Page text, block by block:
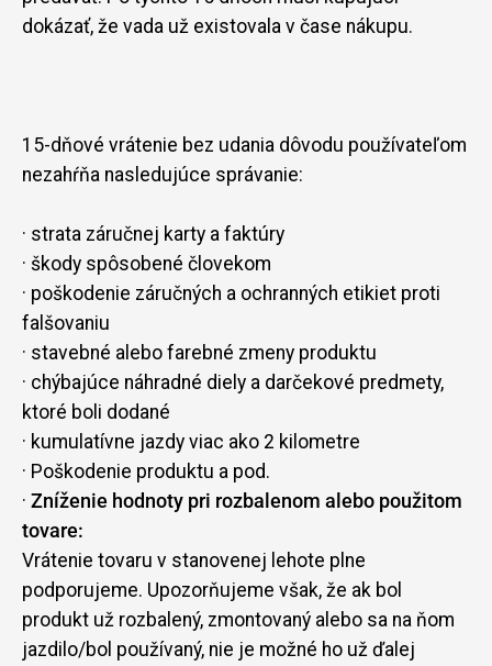
dokázať, že vada už existovala v čase nákupu.
15-dňové vrátenie bez udania dôvodu používateľom
nezahŕňa nasledujúce správanie:
· strata záručnej karty a faktúry
· škody spôsobené človekom
· poškodenie záručných a ochranných etikiet proti
falšovaniu
· stavebné alebo farebné zmeny produktu
· chýbajúce náhradné diely a darčekové predmety,
ktoré boli dodané
· kumulatívne jazdy viac ako 2 kilometre
· Poškodenie produktu a pod.
· Zníženie hodnoty pri rozbalenom alebo použitom
tovare:
Vrátenie tovaru v stanovenej lehote plne
podporujeme. Upozorňujeme však, že ak bol
produkt už rozbalený, zmontovaný alebo sa na ňom
jazdilo/bol používaný, nie je možné ho už ďalej